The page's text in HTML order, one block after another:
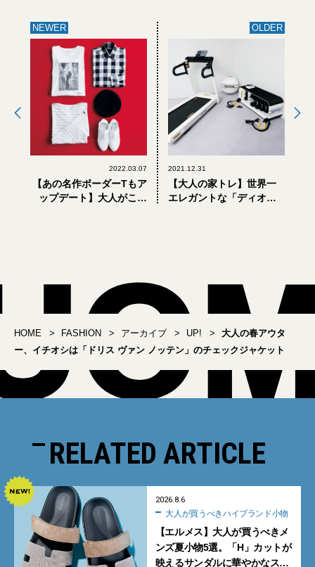
NEWER
2022.03.07
【あの名作ボーダーTもア
ップデート】大人がこの
OLDER
2021.12.31
【大人の家トレ】世界一
エレガントな「ディオー
HOME FASHION アーカイブ UP!
大人の春アウタ
ー、イチオシは「ドリス ヴァン ノッテン」のチェックジャケット
RELATED ARTICLE
2026.8.6
大人が買うべきハイブランド小物
【エルメス】大人が買うべきメ
ンズ夏小物5選。「H」カットが
映えるサンダルに華やかなス